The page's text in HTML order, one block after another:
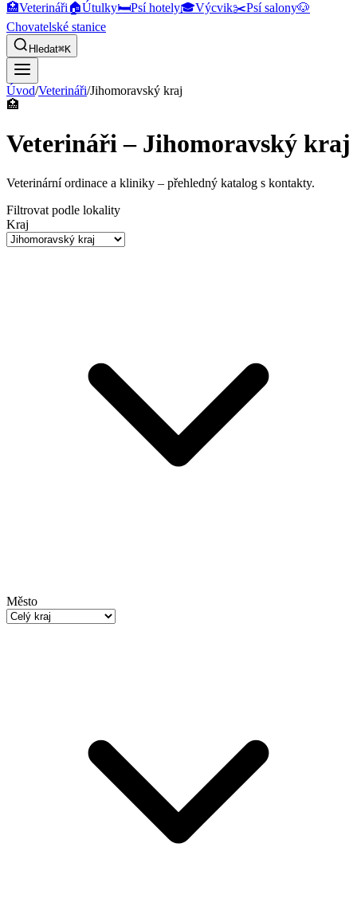
🏥Veterináři🏠Útulky🛏️Psí hotely🎓Výcvik✂️Psí salony🐶
Chovatelské stanice
Hledat⌘K
Úvod/Veterináři/Jihomoravský kraj
🏥
Veterináři – Jihomoravský kraj
Veterinární ordinace a kliniky – přehledný katalog s kontakty.
Filtrovat podle lokality
Kraj
Město